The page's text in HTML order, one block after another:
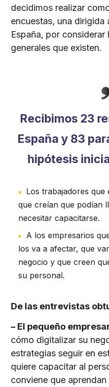
decidimos realizar
encuestas, una dirigida
España, por
generales que existen.
Recibimos 23
España y 83
hipótesis
Los trabajadores que
que creían que podían
necesitar capacitarse.
A los empresarios
los va a afectar, que
negocio y que creen
su personal.
De las entrevistas
– El pequeño
cómo digitalizar su
estrategias seguir en
quiere capacitar al
conviene que